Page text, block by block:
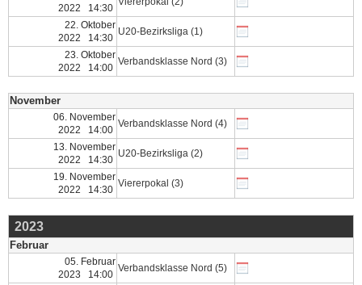
2022 14:30
22. Oktober
2022 14:30
U20-Bezirksliga (1)
23. Oktober
2022 14:00
Verbandsklasse Nord (3)
November
06. November
2022 14:00
Verbandsklasse Nord (4)
13. November
2022 14:30
U20-Bezirksliga (2)
19. November
2022 14:30
Viererpokal (3)
2023
Februar
05. Februar
2023 14:00
Verbandsklasse Nord (5)